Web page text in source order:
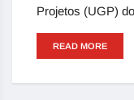
Projetos (UGP)
READ MORE